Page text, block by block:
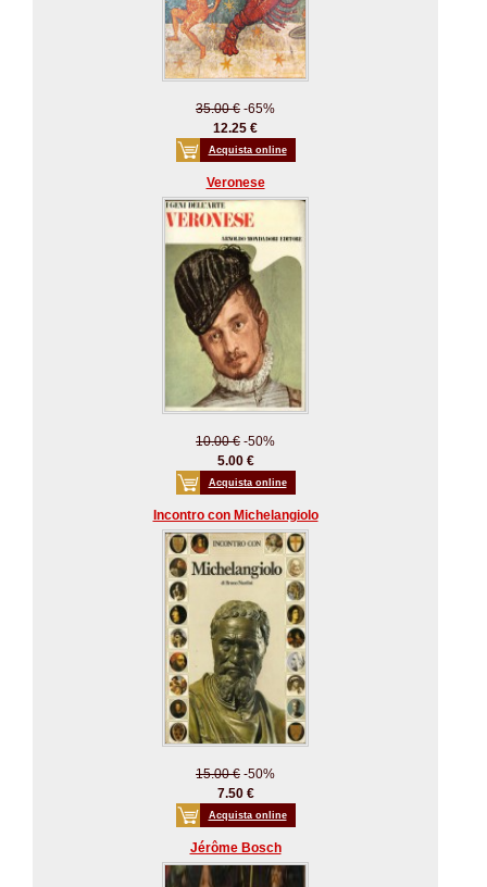
35.00 € -65%
12.25 €
Acquista online
Veronese
10.00 € -50%
5.00 €
Acquista online
Incontro con Michelangiolo
15.00 € -50%
7.50 €
Acquista online
Jérôme Bosch